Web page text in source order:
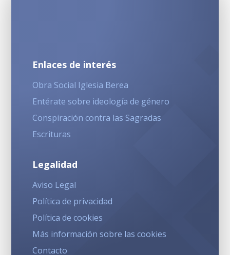
Enlaces de interés
Obra Social Iglesia Berea
Entérate sobre ideología de género
Conspiración contra las Sagradas
Escrituras
Legalidad
Aviso Legal
Política de privacidad
Política de cookies
Más información sobre las cookies
Contacto